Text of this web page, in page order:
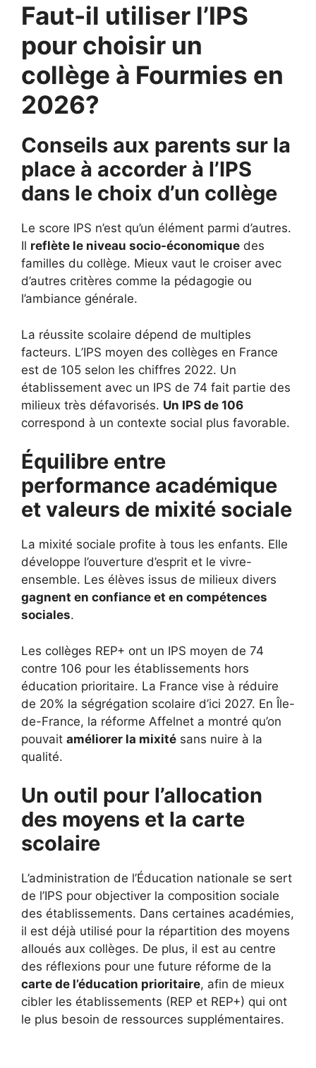
Faut-il utiliser l’IPS
pour choisir un
collège à Fourmies en
2026?
Conseils aux parents sur la
place à accorder à l’IPS
dans le choix d’un collège
Le score IPS n’est qu’un élément parmi d’autres.
Il reflète le niveau socio-économique des
familles du collège. Mieux vaut le croiser avec
d’autres critères comme la pédagogie ou
l’ambiance générale.
La réussite scolaire dépend de multiples
facteurs. L’IPS moyen des collèges en France
est de 105 selon les chiffres 2022. Un
établissement avec un IPS de 74 fait partie des
milieux très défavorisés. Un IPS de 106
correspond à un contexte social plus favorable.
Équilibre entre
performance académique
et valeurs de mixité sociale
La mixité sociale profite à tous les enfants. Elle
développe l’ouverture d’esprit et le vivre-
ensemble. Les élèves issus de milieux divers
gagnent en confiance et en compétences
sociales.
Les collèges REP+ ont un IPS moyen de 74
contre 106 pour les établissements hors
éducation prioritaire. La France vise à réduire
de 20% la ségrégation scolaire d’ici 2027. En Île-
de-France, la réforme Affelnet a montré qu’on
pouvait améliorer la mixité sans nuire à la
qualité.
Un outil pour l’allocation
des moyens et la carte
scolaire
L’administration de l’Éducation nationale se sert
de l’IPS pour objectiver la composition sociale
des établissements. Dans certaines académies,
il est déjà utilisé pour la répartition des moyens
alloués aux collèges. De plus, il est au centre
des réflexions pour une future réforme de la
carte de l’éducation prioritaire, afin de mieux
cibler les établissements (REP et REP+) qui ont
le plus besoin de ressources supplémentaires.